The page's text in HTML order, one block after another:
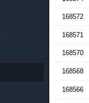
168572
168571
168570
168568
168566